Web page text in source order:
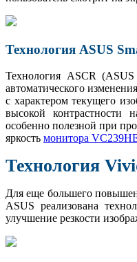
Технология ASUS
Технология ASCR
автоматического
с характером текущего
высокой
особенно полезной при
яркость монитора
Технология
Для еще большего
ASUS реализована
улучшение резкости